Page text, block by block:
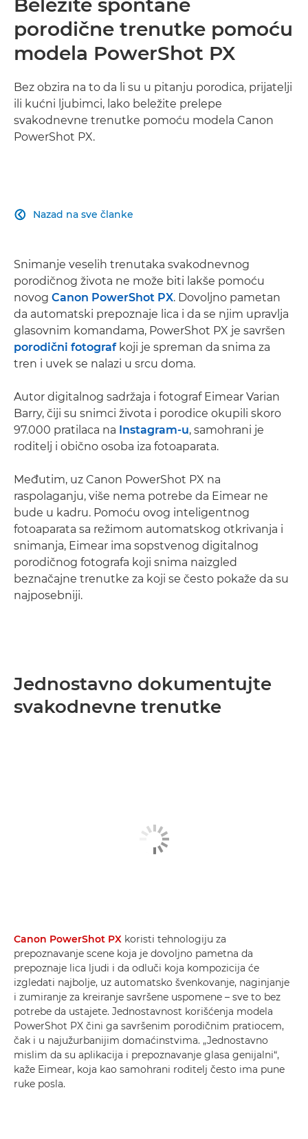
Beležite spontane
porodične trenutke pomoću
modela PowerShot PX
Bez obzira na to da li su u pitanju porodica, prijatelji
ili kućni ljubimci, lako beležite prelepe
svakodnevne trenutke pomoću modela Canon
PowerShot PX.
Nazad na sve članke

Snimanje veselih trenutaka svakodnevnog
porodičnog života ne može biti lakše pomoću
novog Canon PowerShot PX. Dovoljno pametan
da automatski prepoznaje lica i da se njim upravlja
glasovnim komandama, PowerShot PX je savršen
porodični fotografkoji je spreman da snima za
tren i uvek se nalazi u srcu doma.
Autor digitalnog sadržaja i fotograf Eimear Varian
Barry, čiji su snimci života i porodice okupili skoro
97.000 pratilaca na Instagram-u, samohrani je
roditelj i obično osoba iza fotoaparata.
Međutim, uz Canon PowerShot PX na
raspolaganju, više nema potrebe da Eimear ne
bude u kadru. Pomoću ovog inteligentnog
fotoaparata sa režimom automatskog otkrivanja i
snimanja, Eimear ima sopstvenog digitalnog
porodičnog fotografa koji snima naizgled
beznačajne trenutke za koji se često pokaže da su
najposebniji.
Jednostavno dokumentujte
svakodnevne trenutke
Canon PowerShot PX koristi tehnologiju za
prepoznavanje scene koja je dovoljno pametna da
prepoznaje lica ljudi i da odluči koja kompozicija će
izgledati najbolje, uz automatsko švenkovanje, naginjanje
i zumiranje za kreiranje savršene uspomene – sve to bez
potrebe da ustajete. Jednostavnost korišćenja modela
PowerShot PX čini ga savršenim porodičnim pratiocem,
čak i u najužurbanijim domaćinstvima. „Jednostavno
mislim da su aplikacija i prepoznavanje glasa genijalni“,
kaže Eimear, koja kao samohrani roditelj često ima pune
ruke posla.